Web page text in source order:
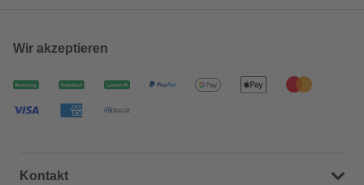
Wir akzeptieren
Kontakt